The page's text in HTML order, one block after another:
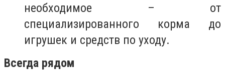
необходимое – от
специализированного корма до
игрушек и средств по уходу.
Всегда рядом